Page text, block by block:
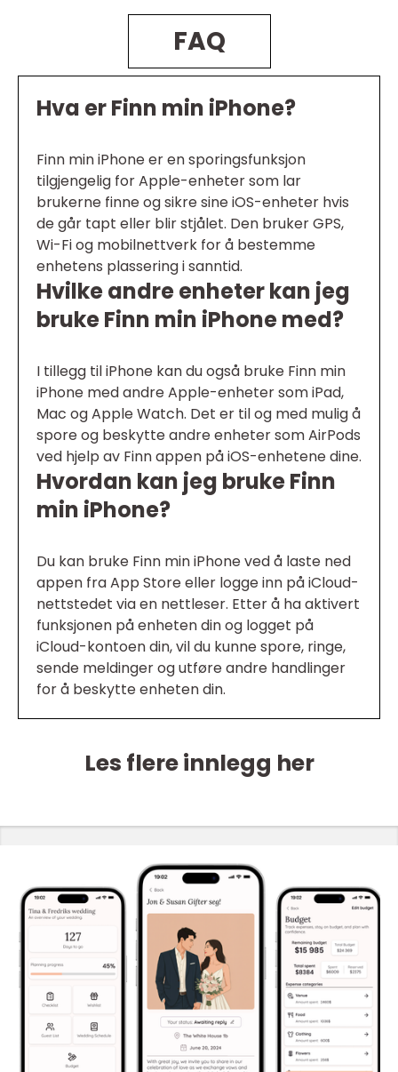
FAQ
Hva er Finn min iPhone?
Finn min iPhone er en sporingsfunksjon
tilgjengelig for Apple-enheter som lar
brukerne finne og sikre sine iOS-enheter hvis
de går tapt eller blir stjålet. Den bruker GPS,
Wi-Fi og mobilnettverk for å bestemme
enhetens plassering i sanntid.
Hvilke andre enheter kan jeg
bruke Finn min iPhone med?
I tillegg til iPhone kan du også bruke Finn min
iPhone med andre Apple-enheter som iPad,
Mac og Apple Watch. Det er til og med mulig å
spore og beskytte andre enheter som AirPods
ved hjelp av Finn appen på iOS-enhetene dine.
Hvordan kan jeg bruke Finn
min iPhone?
Du kan bruke Finn min iPhone ved å laste ned
appen fra App Store eller logge inn på iCloud-
nettstedet via en nettleser. Etter å ha aktivert
funksjonen på enheten din og logget på
iCloud-kontoen din, vil du kunne spore, ringe,
sende meldinger og utføre andre handlinger
for å beskytte enheten din.
Les flere innlegg her